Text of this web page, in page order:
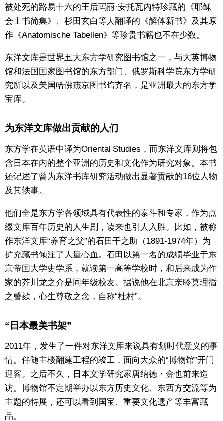
被处死的路易十六的王后玛丽·安托瓦内特珍藏的《耶稣
会士书简集》、杉田玄白等人翻译的《解体新书》及其原
作《Anatomische Tabellen》等珍贵书籍也不在少数。
东洋文库是世界五大东方学研究图书馆之一，与大英博物
馆和法国国家图书馆的东方部门、俄罗斯科学院东方学研
究所以及美国哈佛燕京图书馆齐名，是亚洲最大的东方学
宝库。
为东洋文库做出贡献的人们
东方学在英语中译为Oriental Studies，而东洋文库则将包
含日本在内的整个亚洲的历史和文化作为研究对象。本书
还记述了曾为东洋书库研究活动做出显著贡献的16位人物
及其轶事。
他们全是东方学各领域具有代表性的泰斗和专家，作为点
缀文库百年历史的人生剧，读来也引人入胜。比如，被称
作东洋文库“养育之父”的石田干之助（1891-1974年）为
扩充藏书倾注了大量心血。石田以第一名的成绩毕业于东
京帝国大学史学系，就读第一高等学校时，和后来成为作
家的芥川龙之介是同年级校友。据说他在北京亲聆莫理循
之謦欬，心生尊敬之念，自称“杜村”。
“日本最美书架”
2011年，发生了一件对东洋文库来说具有划时代意义的事
情。伴随主楼翻建工程的竣工，面向大众的“博物馆”开门
迎客。之后不久，日本文学研究家唐纳德・金也前来造
访。博物馆不定期举办以东方历史文化、东西方交流等为
主题的特展，还可以看到国宝、重要文化遗产等丰富藏
品。